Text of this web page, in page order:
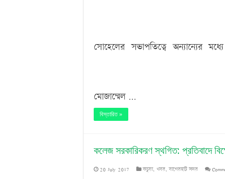
সোহেলের সভাপতিত্বে অন্যান্যের
মোজাম্মেল …
বিস্তারিত »
কলেজ সরকারিকরণ স্থগিত: প্রতিবাদে
20 July 2017 কচুয়া, খবর,বাগেরহাট সদর